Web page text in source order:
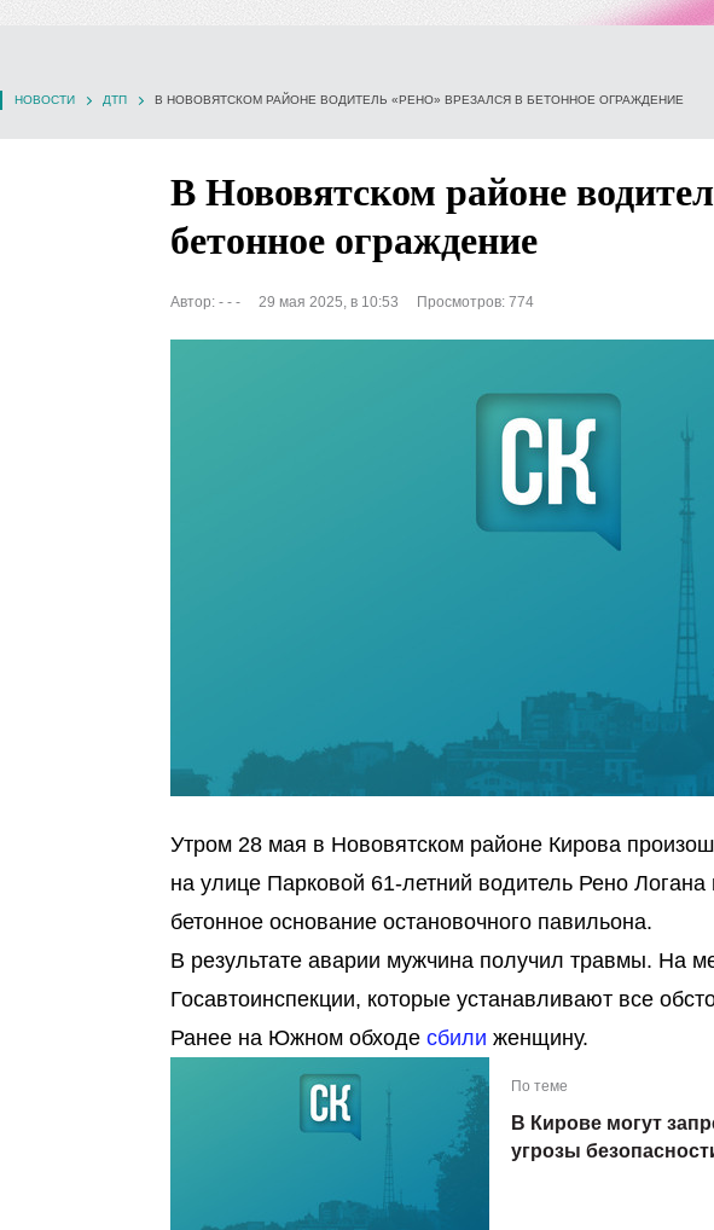
НОВОСТИ ДТП В НОВОВЯТСКОМ РАЙОНЕ ВОДИТЕЛЬ «РЕНО» ВРЕЗАЛСЯ В БЕТОННОЕ ОГРАЖДЕНИЕ
В Нововятском районе
бетонное ограждение
Автор: - - - 29 мая 2025, в 10:53 Просмотров: 774
Утром 28 мая в Нововятском районе Кирова
на улице Парковой 61-летний водитель Рено
бетонное основание остановочного павильона.
В результате аварии мужчина получил травмы. На
Госавтоинспекции, которые устанавливают все
Ранее на Южном обходе сбили женщину.
По теме
В Кирове могут
угрозы